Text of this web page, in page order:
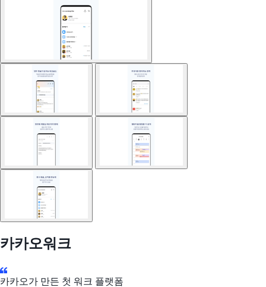
카카오워크
카카오가 만든 첫 워크 플랫폼